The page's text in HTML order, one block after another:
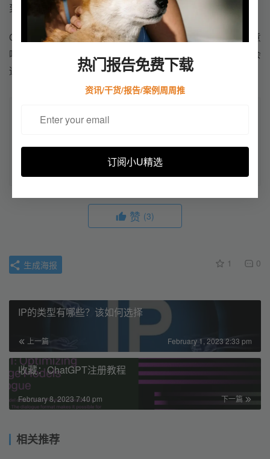
热门报告免费下载
资讯/干货/报告/案例周周推
订阅小U精选
到，这是百度必须要去做的事情。
ChatGPT相关技术是人工智能里程碑，更是分水岭，这意
味着AI技术发展到临界点，而对于企业来说，我们需要学会
适应科技，善于利用，尽早布局。
原创文章，作者：小U出海，如若转载，请注明出处：https://u-
chuhai.com/index.php/2023/02/07/%e7%99%be%e5%ba%a6%e5
atgpt%e4%ba%a7%e5%93%81%ef%bc%8c%e5%90%8d%e4%b
8%ba%e6%96%87%e5%bf%83%e4%b8%80%e8%a8%80/
赞 (3)
1 0
生成海报
IP的类型有哪些？该如何选择
上一篇 February 1, 2023 2:33 pm
收藏：ChatGPT注册教程
下一篇
February 8, 2023 7:40 pm
相关推荐